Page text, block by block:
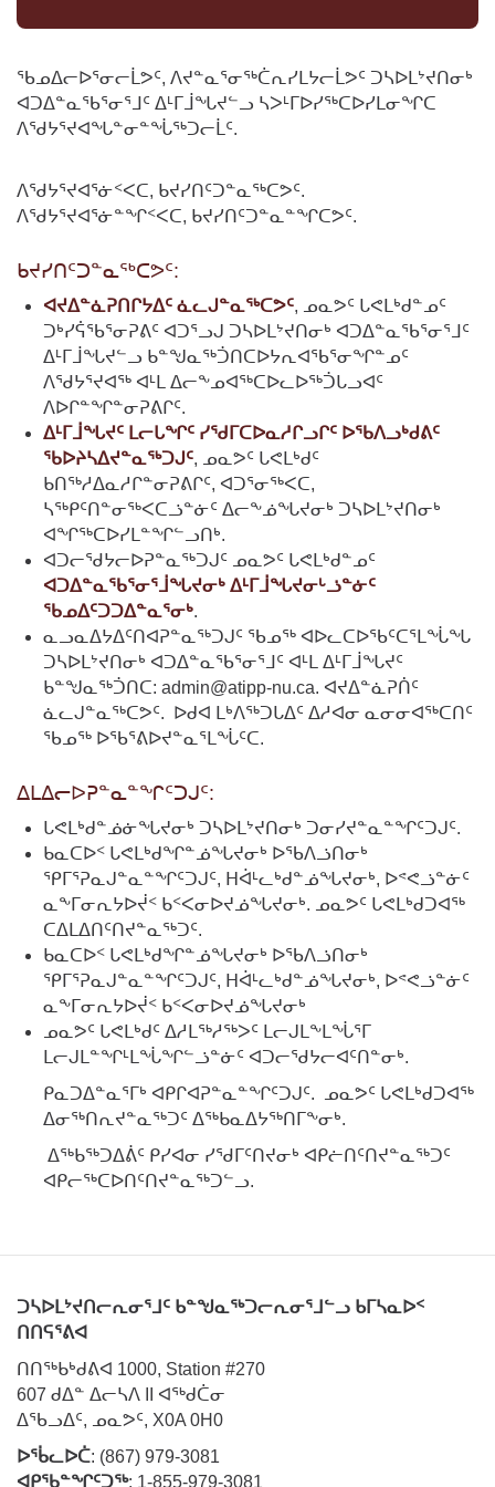
ᖃᓄᐃᓕᐅᕐᓂᓕᒫᕗᑦ, ᐱᔪᓐᓇᕐᓂᖅᑖᕆᓯᒪᔭᓕᒫᕗᑦ ᑐᓴᐅᒪᔾᔪᑎᓂᒃ
ᐊᑐᐃᓐᓇᖃᕐᓂᕐᒧᑦ ᐃᒻᒥᒨᖓᔪᓪᓗ ᓴᐳᒻᒥᐅᓯᖅᑕᐅᓯᒪᓂᖏᑕ
ᐱᖁᔭᕐᔪᐊᖓᓐᓂᓐᖔᖅᑐᓕᒫᑦ.
ᐱᖁᔭᕐᔪᐊᕐᓃᑉᐸᑕ, ᑲᔪᓯᑎᑦᑐᓐᓇᖅᑕᕗᑦ.
ᐱᖁᔭᕐᔪᐊᕐᓃᓐᖏᑉᐸᑕ, ᑲᔪᓯᑎᑦᑐᓐᓇᓐᖏᑕᕗᑦ.
ᑲᔪᓯᑎᑦᑐᓐᓇᖅᑕᕗᑦ:
ᐊᔪᐃᓐᓈᕈᑎᒋᔭᐃᑦ ᓈᓚᒍᓐᓇᖅᑕᕗᑦ, ᓄᓇᕗᑦ ᒐᕙᒪᒃᑯᓐᓄᑦ
ᑐᒃᓯᕌᖃᕐᓂᕈᕕᑦ ᐊᑐᕐᓗᒍ ᑐᓴᐅᒪᔾᔪᑎᓂᒃ ᐊᑐᐃᓐᓇᖃᕐᓂᕐᒧᑦ
ᐃᒻᒥᒨᖓᔪᓪᓗ ᑲᓐᖑᓇᖅᑑᑎᑕᐅᔭᕆᐊᖃᕐᓂᖏᓐᓄᑦ
ᐱᖁᔭᕐᔪᐊᖅ ᐊᒻᒪ ᐃᓕᖕᓄᐊᖅᑕᐅᓚᐅᖅᑑᒐᓗᐊᑦ
ᐱᐅᒋᓐᖏᓐᓂᕈᕕᒋᑦ.
ᐃᒻᒥᒨᖓᔪᑦ ᒪᓕᒐᖏᑦ ᓯᖁᒥᑕᐅᓇᓱᒋᓗᒋᑦ ᐅᖃᐱᓗᒃᑯᕕᑦ
ᖃᐅᔨᓴᐃᔪᓐᓇᖅᑐᒍᑦ, ᓄᓇᕗᑦ ᒐᕙᒪᒃᑯᑦ
ᑲᑎᖅᓱᐃᓇᓱᒋᓐᓂᕈᕕᒋᑦ, ᐊᑐᕐᓂᖅᐸᑕ,
ᓴᖅᑭᑦᑎᓐᓂᖅᐸᑕᓘᓐᓃᑦ ᐃᓕᖕᓅᖓᔪᓂᒃ ᑐᓴᐅᒪᔾᔪᑎᓂᒃ
ᐊᖏᖅᑕᐅᓯᒪᓐᖏᓪᓗᑎᒃ.
ᐊᑐᓕᖁᔭᓕᐅᕈᓐᓇᖅᑐᒍᑦ ᓄᓇᕗᑦ ᒐᕙᒪᒃᑯᓐᓄᑦ
ᐊᑐᐃᓐᓇᖃᕐᓂᕐᒨᖓᔪᓂᒃ ᐃᒻᒥᒨᖓᔪᓂᒡᓘᓐᓃᑦ
ᖃᓄᐃᑦᑐᑐᐃᓐᓇᕐᓂᒃ.
ᓇᓗᓇᐃᔭᐃᑦᑎᐊᕈᓐᓇᖅᑐᒍᑦ ᖃᓄᖅ ᐊᐅᓚᑕᐅᖃᑦᑕᕐᒪᖔᖓ
ᑐᓴᐅᒪᔾᔪᑎᓂᒃ ᐊᑐᐃᓐᓇᖃᕐᓂᕐᒧᑦ ᐊᒻᒪ ᐃᒻᒥᒨᖓᔪᑦ
ᑲᓐᖑᓇᖅᑑᑎᑕ: admin@atipp-nu.ca. ᐊᔪᐃᓐᓈᕈᑏᑦ
ᓈᓚᒍᓐᓇᖅᑕᕗᑦ. ᐅᑯᐊ ᒪᒃᐱᖅᑐᒐᐃᑦ ᐃᓱᐊᓂ ᓇᓂᓂᐊᖅᑕᑎᑦ
ᖃᓄᖅ ᐅᖃᕐᕕᐅᔪᓐᓇᕐᒪᖔᑦᑕ.
ᐃᒪᐃᓕᐅᕈᓐᓇᓐᖏᑦᑐᒍᑦ:
ᒐᕙᒪᒃᑯᓐᓅᓃᖓᔪᓂᒃ ᑐᓴᐅᒪᔾᔪᑎᓂᒃ ᑐᓂᓯᔪᓐᓇᓐᖏᑦᑐᒍᑦ.
ᑲᓇᑕᐅᑉ ᒐᕙᒪᒃᑯᖏᓐᓅᖓᔪᓂᒃ ᐅᖃᐱᓘᑎᓂᒃ
ᕿᒥᕐᕈᓇᒍᓐᓇᓐᖏᑦᑐᒍᑦ, ᕼᐋᒻᓚᒃᑯᓐᓅᖓᔪᓂᒃ, ᐅᕝᕙᓘᓐᓃᑦ
ᓇᖕᒥᓂᕆᔭᐅᔫᑉ ᑲᑉᐸᓂᐅᔪᓅᖓᔪᓂᒃ. ᓄᓇᕗᑦ ᒐᕙᒪᒃᑯᑐᐊᖅ
ᑕᐃᒪᐃᑎᑦᑎᔪᓐᓇᖅᑐᑦ.
ᑲᓇᑕᐅᑉ ᒐᕙᒪᒃᑯᖏᓐᓅᖓᔪᓂᒃ ᐅᖃᐱᓘᑎᓂᒃ
ᕿᒥᕐᕈᓇᒍᓐᓇᓐᖏᑦᑐᒍᑦ, ᕼᐋᒻᓚᒃᑯᓐᓅᖓᔪᓂᒃ, ᐅᕝᕙᓘᓐᓃᑦ
ᓇᖕᒥᓂᕆᔭᐅᔫᑉ ᑲᑉᐸᓂᐅᔪᓅᖓᔪᓂᒃ
ᓄᓇᕗᑦ ᒐᕙᒪᒃᑯᑦ ᐃᓱᒪᖅᓱᖅᐳᑦ ᒪᓕᒍᒪᖕᒪᖔᕐᒥ
ᒪᓕᒍᒪᓐᖏᒻᒪᖔᖏᓪᓘᓐᓃᑦ ᐊᑐᓕᖁᔭᓕᐊᑦᑎᓐᓂᒃ.
ᑭᓇᑐᐃᓐᓇᕐᒥᒃ ᐊᑭᒋᐊᕈᓐᓇᓐᖏᑦᑐᒍᑦ. ᓄᓇᕗᑦ ᒐᕙᒪᒃᑯᑐᐊᖅ
ᐃᓂᖅᑎᕆᔪᓐᓇᖅᑐᑦ ᐃᖅᑲᓇᐃᔭᖅᑎᒥᖕᓂᒃ.
ᐃᖅᑲᖅᑐᐃᕖᑦ ᑭᓯᐊᓂ ᓯᖁᒥᑦᑎᔪᓂᒃ ᐊᑭᓖᑎᑦᑎᔪᓐᓇᖅᑐᑦ
ᐊᑭᓕᖅᑕᐅᑎᑦᑎᔪᓐᓇᖅᑐᓪᓗ.
ᑐᓴᐅᒪᔾᔪᑎᓕᕆᓂᕐᒧᑦ ᑲᓐᖑᓇᖅᑐᓕᕆᓂᕐᒧᓪᓗ ᑲᒥᓴᓇᐅᑉ
ᑎᑎᕋᕐᕕᐊ
ᑎᑎᖅᑲᒃᑯᕕᐊ 1000, Station #270
607 ᑯᐃᓐ ᐃᓕᓴᐱ II ᐊᖅᑯᑖᓂ
ᐃᖃᓗᐃᑦ, ᓄᓇᕗᑦ, X0A 0H0
ᐅᖄᓚᐅᑖ: (867) 979-3081
ᐊᑭᖃᓐᖏᑦᑐᖅ: 1-855-979-3081